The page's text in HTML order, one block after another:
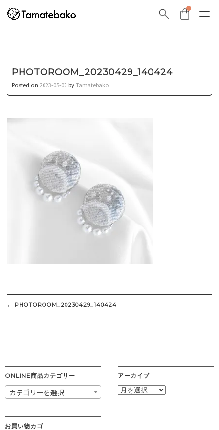
PHOTOROOM_20230429_140424
Posted on 2023-05-02 byTamatebako
Post
navigation
← PHOTOROOM_20230429_140424
ONLINE商品カテゴリー
カテゴリーを選択
アーカイブ
ア
お買い物カゴ